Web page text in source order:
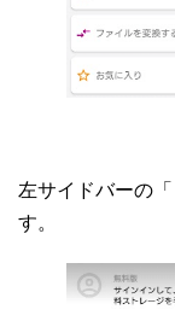
左サイドバーの「
す。